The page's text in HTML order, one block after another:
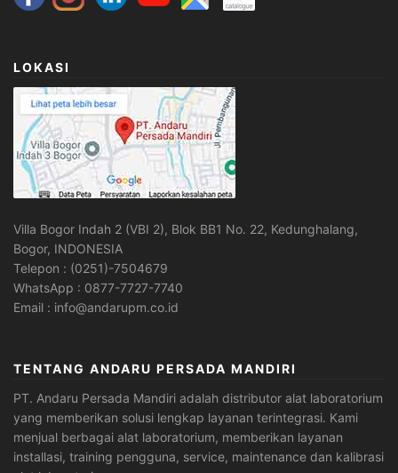
LOKASI
Villa Bogor Indah 2 (VBI 2), Blok BB1 No. 22, Kedunghalang,
Bogor, INDONESIA
Telepon : (0251)-7504679
WhatsApp : 0877-7727-7740
Email : info@andarupm.co.id
TENTANG ANDARU PERSADA MANDIRI
PT. Andaru Persada Mandiri adalah distributor alat laboratorium
yang memberikan solusi lengkap layanan terintegrasi. Kami
menjual berbagai alat laboratorium, memberikan layanan
installasi, training pengguna, service, maintenance dan kalibrasi